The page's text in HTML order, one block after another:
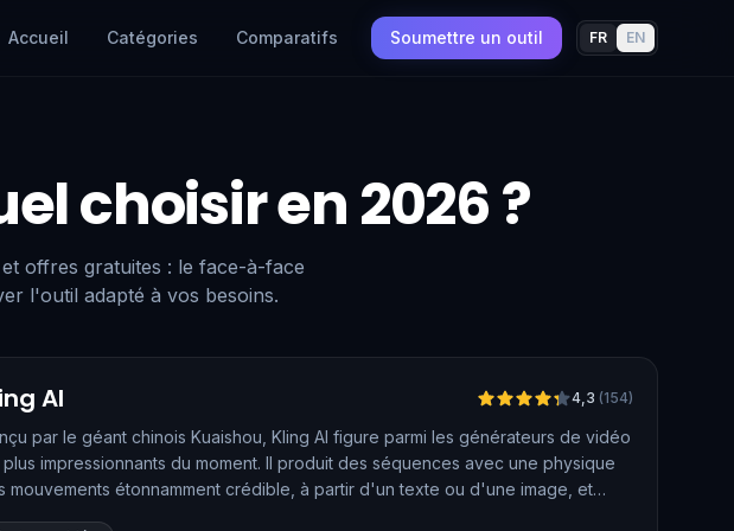
Accueil Catégories Comparatifs Soumettre un outil FR EN
choisir en 2026 ?
offres gratuites : le face-à-face
l'outil adapté à vos besoins.
AI 4,3 (154)
par le géant chinois Kuaishou, Kling AI figure parmi les générateurs de vidéo
plus impressionnants du moment. Il produit des séquences avec une physique
mouvements étonnamment crédible, à partir d'un texte ou d'une image, et